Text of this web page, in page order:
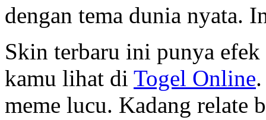
dengan tema dunia nyata.
Skin terbaru ini punya
kamu lihat di Togel Online
meme lucu. Kadang relate